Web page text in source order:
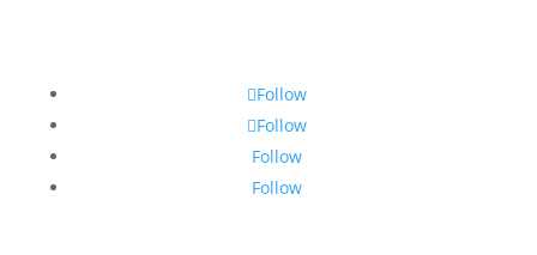
Follow
Follow
Follow
Follow